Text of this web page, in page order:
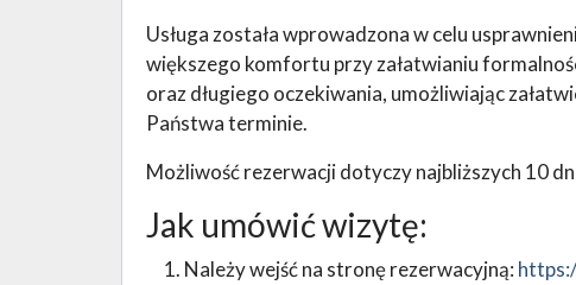
Usługa została wprowadzona w celu
większego komfortu przy załatwianiu
oraz długiego oczekiwania, umożliwiając
Państwa terminie.
Możliwość rezerwacji dotyczy najbliższych 10
Jak umówić wizytę:
Należy wejść na stronę rezerwacyjną: